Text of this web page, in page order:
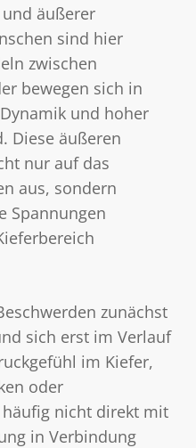
äußerer
sind hier
zwischen
bewegen sich in
und hoher
Diese äußeren
nur auf das
aus, sondern
Spannungen
zunächst
sich erst im Verlauf
im Kiefer,
oder
nicht direkt mit
in Verbindung